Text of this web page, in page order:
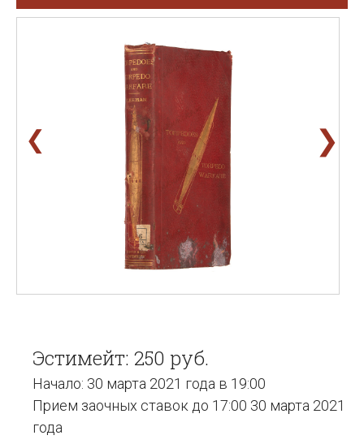
❮ ❯
Эстимейт: 250 руб.
Начало: 30 марта 2021 года в 19:00
Прием заочных ставок до 17:00 30 марта 2021
года